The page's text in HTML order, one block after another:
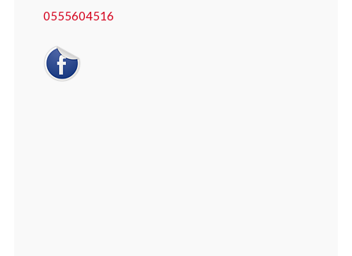
0555604516